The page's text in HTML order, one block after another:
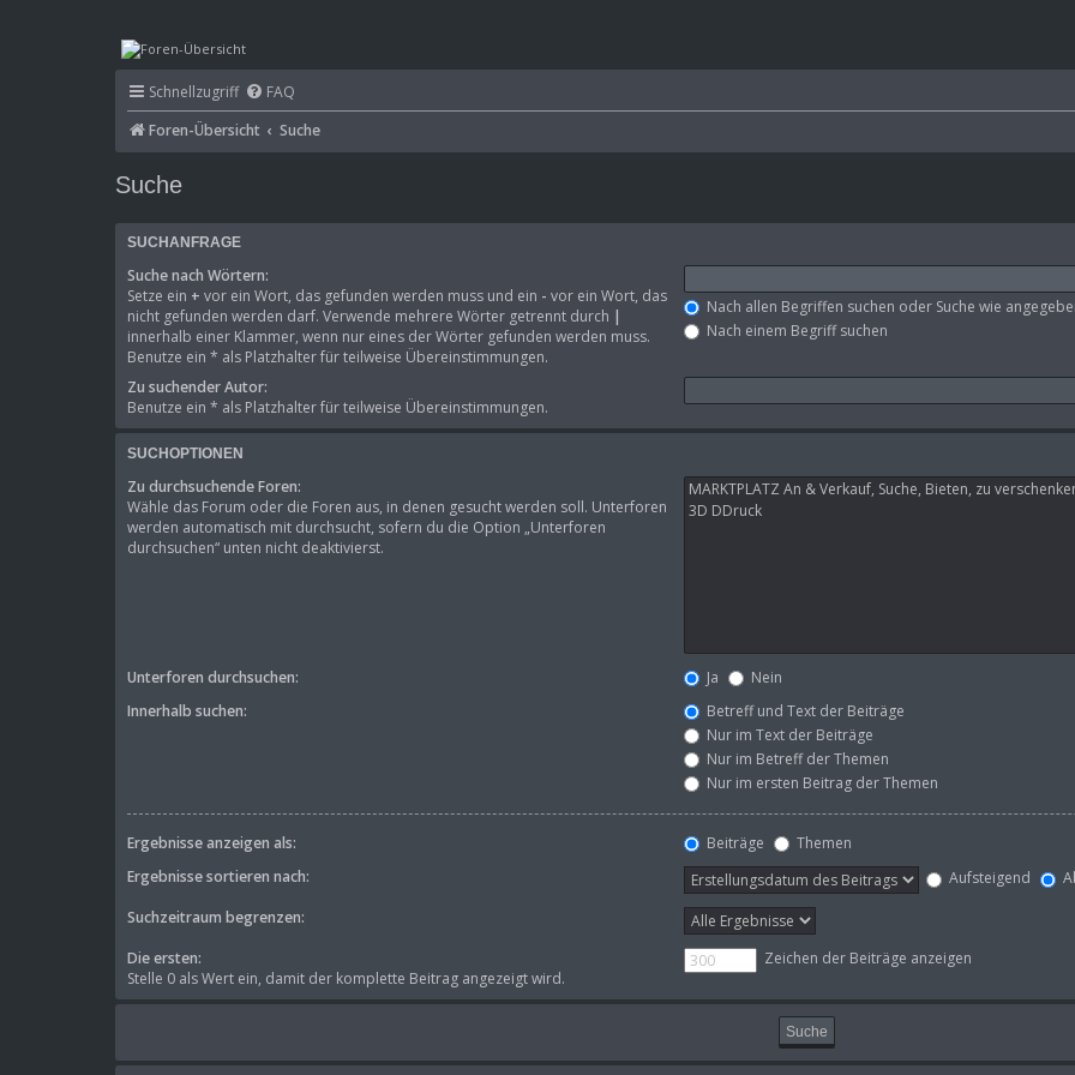
mega-hz - classic computer & electronics
Schnellzugriff FAQ
Foren-Übersicht
Suche
Suche
SUCHANFRAGE
Suche nach Wörtern:
Setze ein + vor ein Wort, das gefunden werden muss und ein - vor ein Wort, das
nicht gefunden werden darf. Verwende mehrere Wörter getrennt durch |
innerhalb einer Klammer, wenn nur eines der Wörter gefunden werden muss.
Benutze ein * als Platzhalter für teilweise Übereinstimmungen.
Nach allen Begriffen suchen oder Suche wie
Nach einem Begriff suchen
Zu suchender Autor:
Benutze ein * als Platzhalter für teilweise Übereinstimmungen.
SUCHOPTIONEN
Zu durchsuchende Foren:
Wähle das Forum oder die Foren aus, in denen gesucht werden soll. Unterforen
werden automatisch mit durchsucht, sofern du die Option „Unterforen
durchsuchen“ unten nicht deaktivierst.
Unterforen durchsuchen: Ja
Nein
Innerhalb suchen:
Betreff und Text der Beiträge
Nur im Text der Beiträge
Nur im Betreff der Themen
Nur im ersten Beitrag der Themen
Ergebnisse anzeigen als: Beiträge
Themen
Ergebnisse sortieren nach:
Aufsteigend
Suchzeitraum begrenzen:
Die ersten:
Stelle 0 als Wert ein, damit der komplette Beitrag angezeigt wird.
Zeichen der Beiträge anzeigen